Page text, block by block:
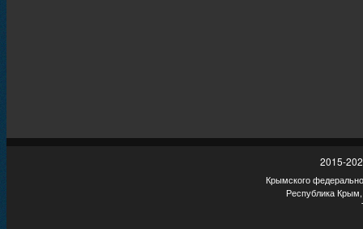
2015-
Крымского
Республика